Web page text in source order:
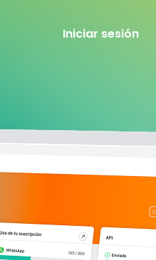
Iniciar sesión